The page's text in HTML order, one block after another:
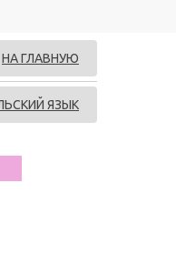
НА ГЛАВНУЮ
ЯЗЫК